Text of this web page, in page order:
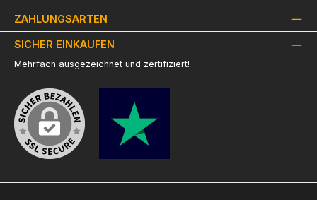
ZAHLUNGSARTEN
SICHER EINKAUFEN
Mehrfach ausgezeichnet und zertifiziert!